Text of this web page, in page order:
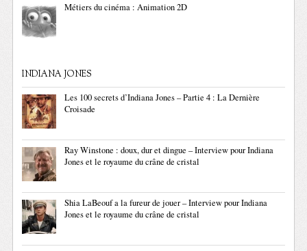
Métiers du cinéma : Animation 2D
INDIANA JONES
Les 100 secrets d’Indiana Jones – Partie 4 : La Dernière
Croisade
Ray Winstone : doux, dur et dingue – Interview pour Indiana
Jones et le royaume du crâne de cristal
Shia LaBeouf a la fureur de jouer – Interview pour Indiana
Jones et le royaume du crâne de cristal